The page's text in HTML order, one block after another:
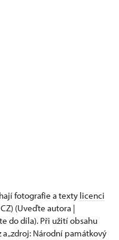
fotografie a texty licenci
(Uveďte autora |
do díla). Při užití obsahu
„zdroj: Národní památkový